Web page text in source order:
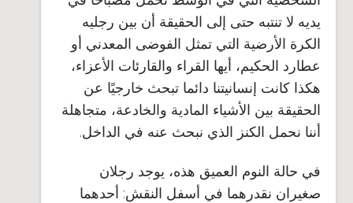
يديه لا تنتبه حتى إلى الحقيقة أن بين رجليه
الكرة الأرضية التيتمثل الفوضى المعدني أو
عطارد الحكيم، أيها القراء والقارئات الأعزاء،
هكذا كانت إنسانيتنا دائما تبحث خارجيًا عن
الحقيقة بين الأشياء المادية والخادعة، متجاهلة
أننا نحمل الكنز الذي نبحث عنه في الداخل.
في حالة النوم العميق هذه، يوجد رجلان
صغيران نقدرهما في أسفل النقش: أحدهما